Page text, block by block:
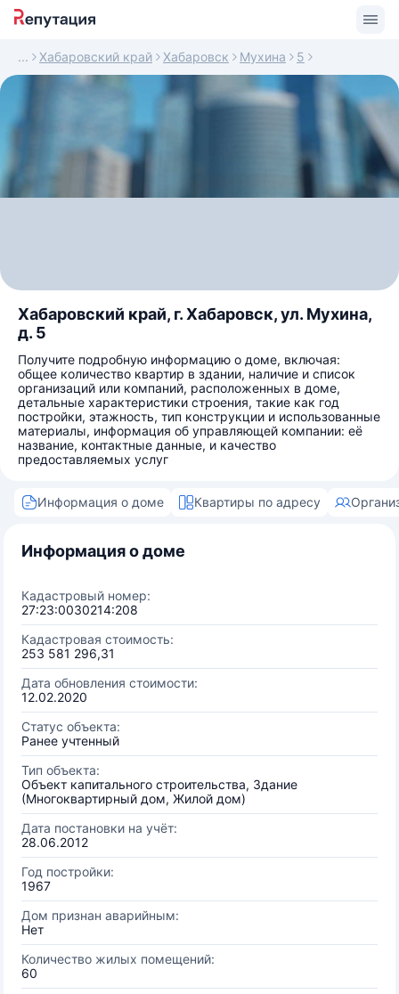
Хабаровский край Хабаровск Мухина 5
Хабаровский край, г. Хабаровск, ул. Мухина,
д. 5
Получите подробную информацию о доме, включая:
общее количество квартир в здании, наличие и список
организаций или компаний, расположенных в доме,
детальные характеристики строения, такие как год
постройки, этажность, тип конструкции и использованные
материалы, информация об управляющей компании: её
название, контактные данные, и качество
предоставляемых услуг
Информация о доме Квартиры по адресу
Информация о доме
Кадастровый номер:
27:23:0030214:208
Кадастровая стоимость:
253 581 296,31
Дата обновления стоимости:
12.02.2020
Статус объекта:
Ранее учтенный
Тип объекта:
Объект капитального строительства, Здание
(Многоквартирный дом, Жилой дом)
Дата постановки на учёт:
28.06.2012
Год постройки:
1967
Дом признан аварийным:
Нет
Количество жилых помещений:
60